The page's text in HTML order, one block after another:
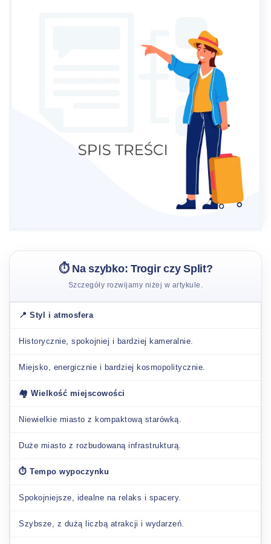
⏱️ Na szybko: Trogir czy Split?
Szczegóły rozwijamy niżej w artykule.
📍 Styl i atmosfera
Historycznie, spokojniej i bardziej kameralnie.
Miejsko, energicznie i bardziej kosmopolitycznie.
🏘️ Wielkość miejscowości
Niewielkie miasto z kompaktową starówką.
Duże miasto z rozbudowaną infrastrukturą.
⏱️ Tempo wypoczynku
Spokojniejsze, idealne na relaks i spacery.
Szybsze, z dużą liczbą atrakcji i wydarzeń.